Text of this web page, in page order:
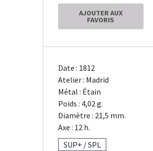
AJOUTER AUX
FAVORIS
Date : 1812
Atelier : Madrid
Métal : Étain
Poids : 4,02 g.
Diamètre : 21,5 mm.
Axe : 12 h.
SUP+ / SPL